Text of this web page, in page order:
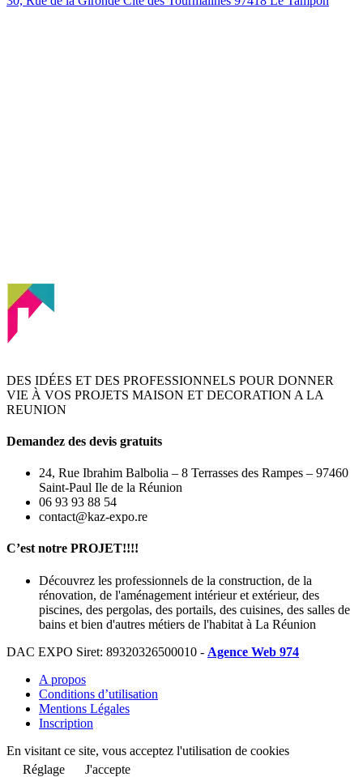
DES IDÉES ET DES PROFESSIONNELS POUR DONNER
VIE À VOS PROJETS MAISON ET DECORATION A LA
REUNION
Demandez des devis gratuits
24, Rue Ibrahim Balbolia – 8 Terrasses des Rampes – 97460
Saint-Paul Ile de la Réunion
06 93 93 88 54
contact@kaz-expo.re
C’est notre PROJET!!!!
Découvrez les professionnels de la construction, de la
rénovation, de l'aménagement intérieur et extérieur, des
piscines, des pergolas, des portails, des cuisines, des salles de
bains et bien d'autres métiers de l'habitat à La Réunion
DAC EXPO Siret: 89320326500010 - Agence Web 974
A propos
Conditions d’utilisation
Mentions Légales
Inscription
En visitant ce site, vous acceptez l'utilisation de cookies
Réglage
J'accepte